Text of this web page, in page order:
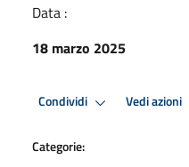
Data :
18 marzo 2025
Condividi Vedi azioni
Categorie: